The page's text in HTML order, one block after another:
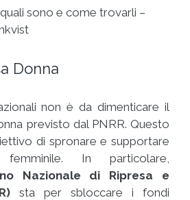
sono e come trovarli –
Donna
non è da dimenticare il
previsto dal PNRR. Questo
di spronare e supportare
femminile. In particolare,
Nazionale di Ripresa e
sta per sbloccare i fondi